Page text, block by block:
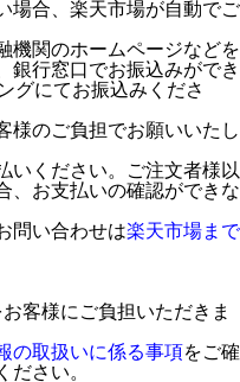
場合、楽天市場が自動でご
機関のホームページなどを
銀行窓口でお振込みができ
グにてお振込みくださ
様のご負担でお願いいたし
いください。ご注文者様以
、お支払いの確認ができな
問い合わせは楽天市場まで
お客様にご負担いただきま
の取扱いに係る事項をご確
ださい。